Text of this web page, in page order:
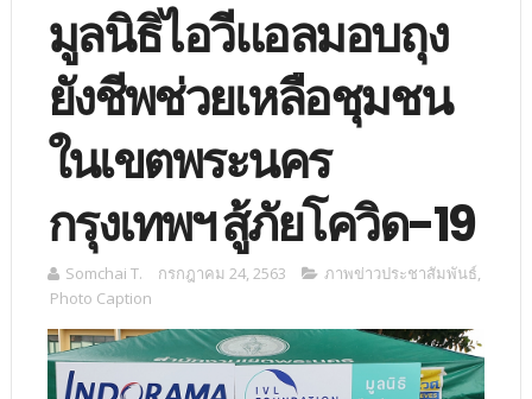
มูลนิธิไอวีแอลมอบถุง
ยังชีพช่วยเหลือชุมชน
ในเขตพระนคร
กรุงเทพฯ สู้ภัยโควิด-19
Somchai T. กรกฎาคม 24, 2563 ภาพข่าวประชาสัมพันธ์,
Photo Caption